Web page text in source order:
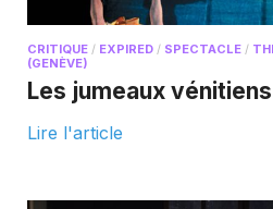
CRITIQUE / EXPIRED / SPECTACLE /
(GENÈVE)
Les jumeaux vénitiens
Lire l'article